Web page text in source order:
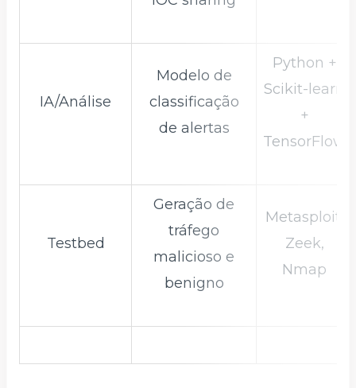
IA/Análise
Modelo de
classificação
de alertas
Python +
Scikit-learn
+
TensorFlow
Testbed
Geração de
tráfego
malicioso e
benigno
Metasploit,
Zeek,
Nmap